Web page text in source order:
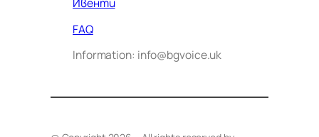
FAQ
Information: info@bgvoice.uk
VOICE UK. С какво мога да